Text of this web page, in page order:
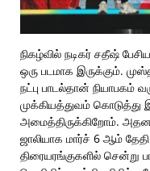
நிகழ்வில் நடிகர் சதீஷ்
ஒரு படமாக இருக்கும்.
நட்பு பாடல்தான்
முக்கியத்துவம் கொடுத்து
அமைத்திருக்கிறோம்.
ஜாலியாக மார்ச் 6 ஆம்
திரையரங்குகளில் சென்று